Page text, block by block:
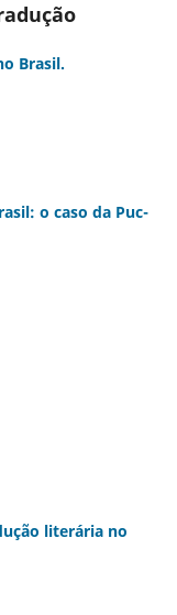
Brasil.
o caso da Puc-
literária no